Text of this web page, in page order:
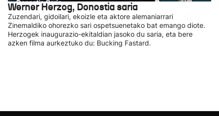
Werner Herzog, Donostia saria
Zuzendari, gidoilari, ekoizle eta aktore alemaniarrari
Zinemaldiko ohorezko sari ospetsuenetako bat emango diote.
Herzogek inaugurazio-ekitaldian jasoko du saria, eta bere
azken filma aurkeztuko du: Bucking Fastard.